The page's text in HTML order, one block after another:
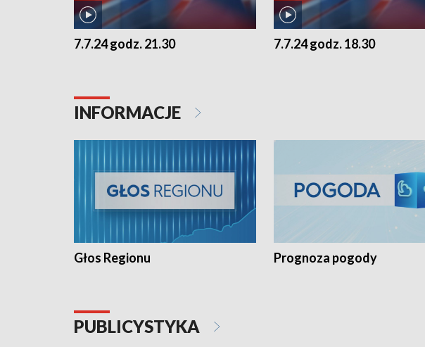
7.7.24 godz. 21.30 7.7.24 godz. 18.30
INFORMACJE
Głos Regionu Prognoza pogody
PUBLICYSTYKA